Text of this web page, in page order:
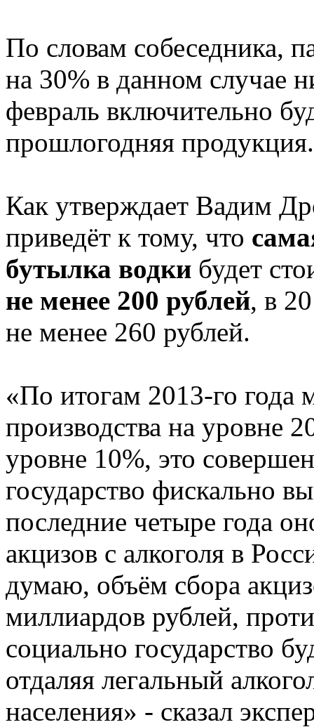
По словам собеседника,
на 30% в данном случае
февраль включительно
прошлогодняя продукция.
Как утверждает Вадим
приведёт к тому, что
бутылка водки будет
не менее 200 рублей, в
не менее 260 рублей.
«По итогам 2013-го года
производства на уровне
уровне 10%, это
государство фискально
последние четыре года
акцизов с алкоголя в
думаю, объём сбора
миллиардов рублей,
социально государство
отдаляя легальный
населения» - сказал